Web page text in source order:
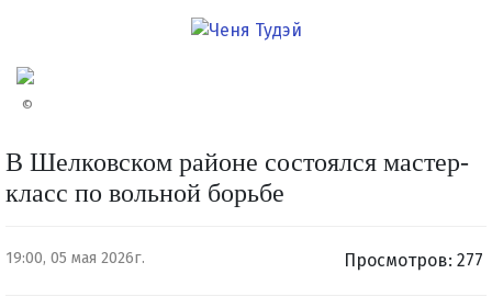
©
В Шелковском районе состоялся мастер-
класс по вольной борьбе
19:00, 05 мая 2026г. Просмотров: 277